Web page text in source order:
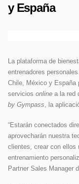
y España
La plataforma de
entrenadores
Chile, México y España
servicios online a la red
by Gympass, la
“Estarán conectados
aprovecharán nuestra
clientes, crear con ellos
entrenamiento
Partner Sales Manager